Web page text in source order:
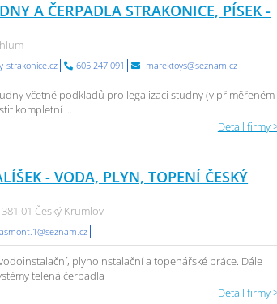
A ČERPADLA STRAKONICE, PÍSEK -
strakonice.cz 605 247 091 marektoys@seznam.cz
včetně podkladů pro legalizaci studny (v přiměřeném
kompletní ...
Detail firmy
- VODA, PLYN, TOPENÍ ČESKÝ
01 Český Krumlov
plynoinstalační a topenářské práce. Dále
telená čerpadla
Detail firmy